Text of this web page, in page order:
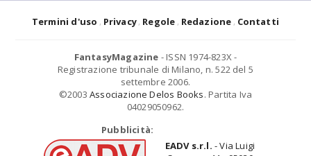
Termini d'uso Privacy Regole Redazione Contatti
FantasyMagazine - ISSN 1974-823X -
Registrazione tribunale di Milano, n. 522 del 5
settembre 2006.
©2003 Associazione Delos Books. Partita Iva
04029050962.
Pubblicità:
EADV s.r.l. - Via Luigi